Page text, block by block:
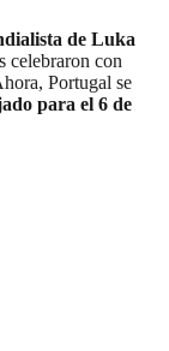
de Luka
celebraron con
Portugal se
para el 6 de